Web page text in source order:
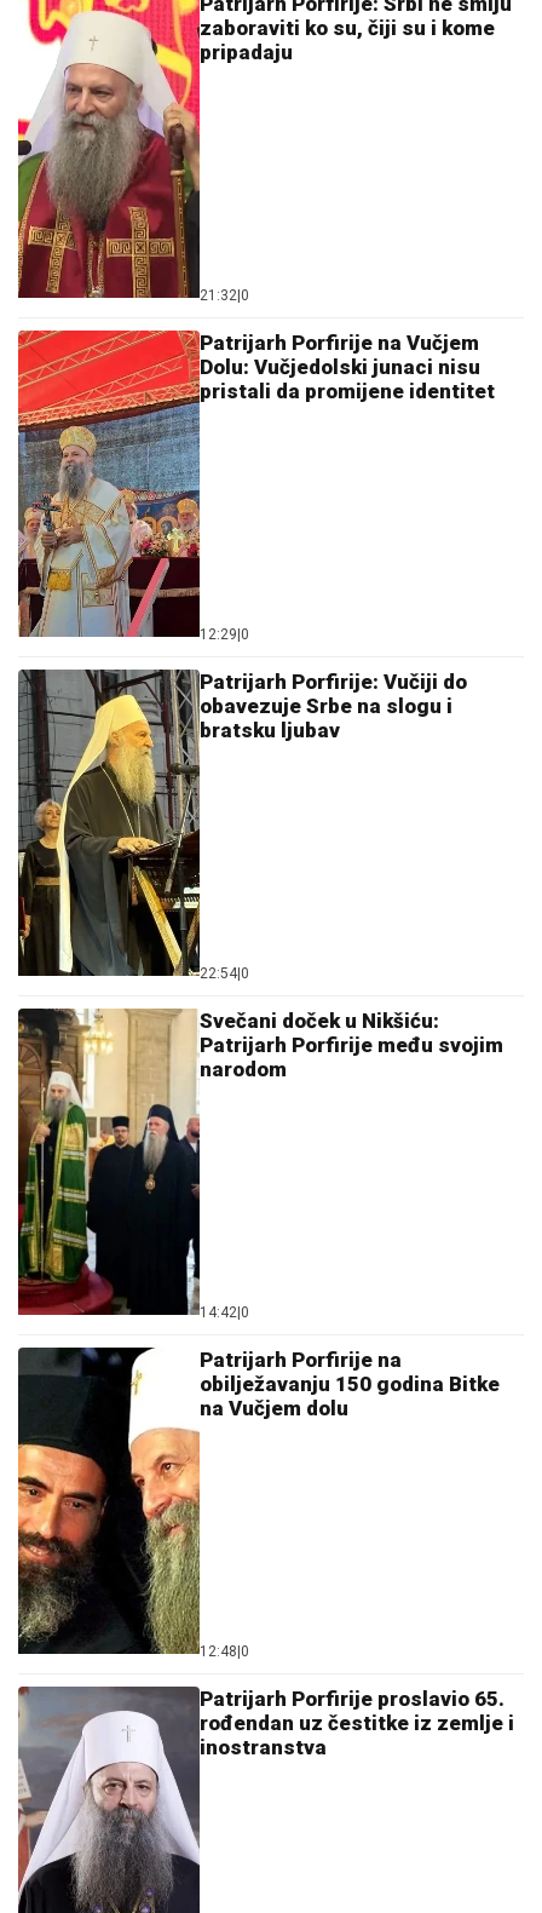
zaboraviti ko su, čiji su i kome
pripadaju
21:32|0
Patrijarh Porfirije na Vučjem
Dolu: Vučjedolski junaci nisu
pristali da promijene identitet
12:29|0
Patrijarh Porfirije: Vučiji do
obavezuje Srbe na slogu i
bratsku ljubav
22:54|0
Svečani doček u Nikšiću:
Patrijarh Porfirije među svojim
narodom
14:42|0
Patrijarh Porfirije na
obilježavanju 150 godina Bitke
na Vučjem dolu
12:48|0
Patrijarh Porfirije proslavio 65.
rođendan uz čestitke iz zemlje i
inostranstva